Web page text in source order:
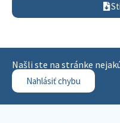
Našli ste na stránke
Nahlásiť chybu